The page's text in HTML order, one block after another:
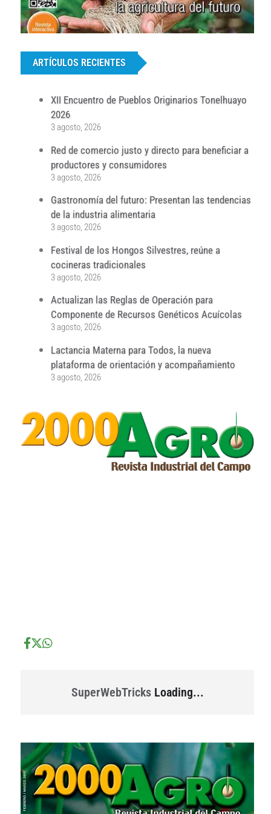
ARTÍCULOS RECIENTES
XII Encuentro de Pueblos Originarios Tonelhuayo
2026
3 agosto, 2026
Red de comercio justo y directo para beneficiar a
productores y consumidores
3 agosto, 2026
Gastronomía del futuro: Presentan las tendencias
de la industria alimentaria
3 agosto, 2026
Festival de los Hongos Silvestres, reúne a
cocineras tradicionales
3 agosto, 2026
Actualizan las Reglas de Operación para
Componente de Recursos Genéticos Acuícolas
3 agosto, 2026
Lactancia Materna para Todos, la nueva
plataforma de orientación y acompañamiento
3 agosto, 2026
SuperWebTricksLoading...